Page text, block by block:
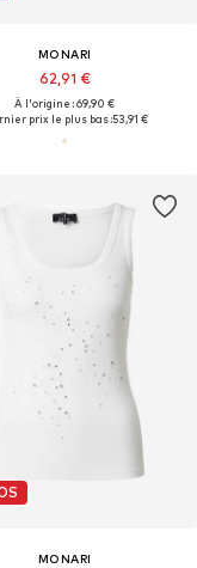
MONARI
62,91 €
À l'origine : 69,90 €
prix le plus bas :53,91 €
MONARI